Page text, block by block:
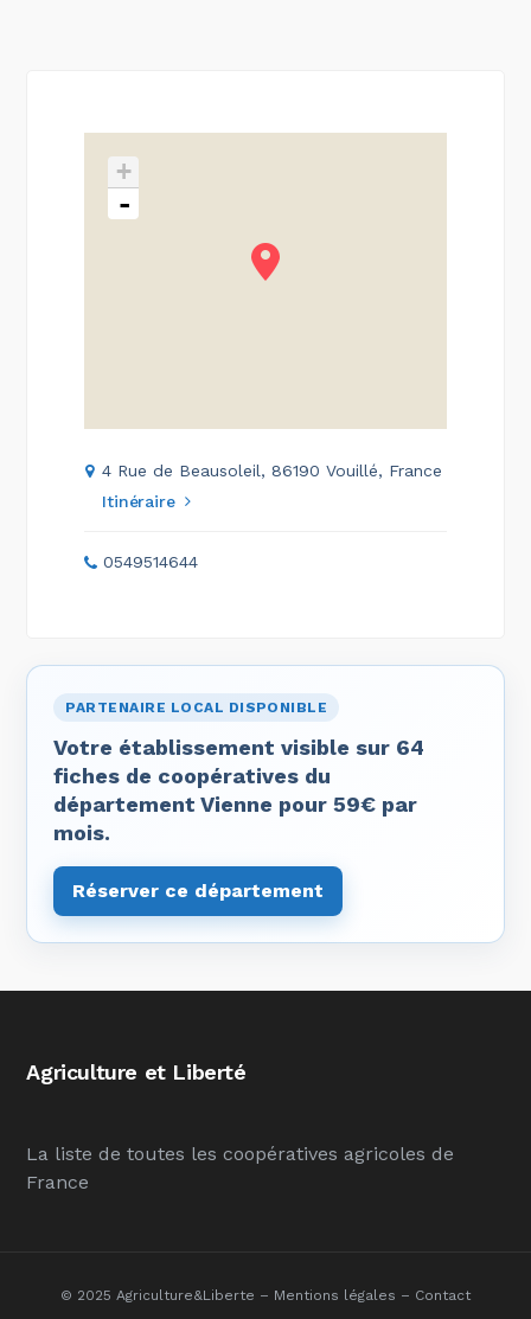
+
-
4 Rue de Beausoleil, 86190 Vouillé, France
Itinéraire
0549514644
PARTENAIRE LOCAL DISPONIBLE
Votre établissement visible sur 64
fiches de coopératives du
département Vienne pour 59€ par
mois.
Réserver ce département
Agriculture et Liberté
La liste de toutes les coopératives agricoles de
France
© 2025 Agriculture&Liberte – Mentions légales – Contact